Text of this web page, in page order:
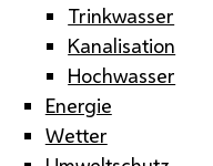
Trinkwasser
Kanalisation
Hochwasser
Energie
Wetter